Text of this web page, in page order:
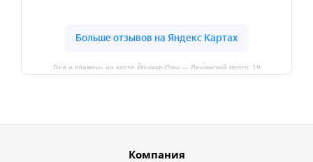
Лед и пламень на карте Йошкар‑Олы — Ленинский просп.,19
Компания